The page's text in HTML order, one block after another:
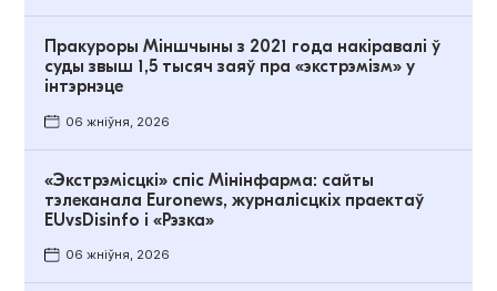
Пракуроры Міншчыны з 2021 года накіравалі ў
суды звыш 1,5 тысяч заяў пра «экстрэмізм» у
інтэрнэце
06 жніўня, 2026
«Экстрэмісцкі» спіс Мінінфарма: сайты
тэлеканала Euronews, журналісцкіх праектаў
EUvsDisinfo і «Рэзка»
06 жніўня, 2026